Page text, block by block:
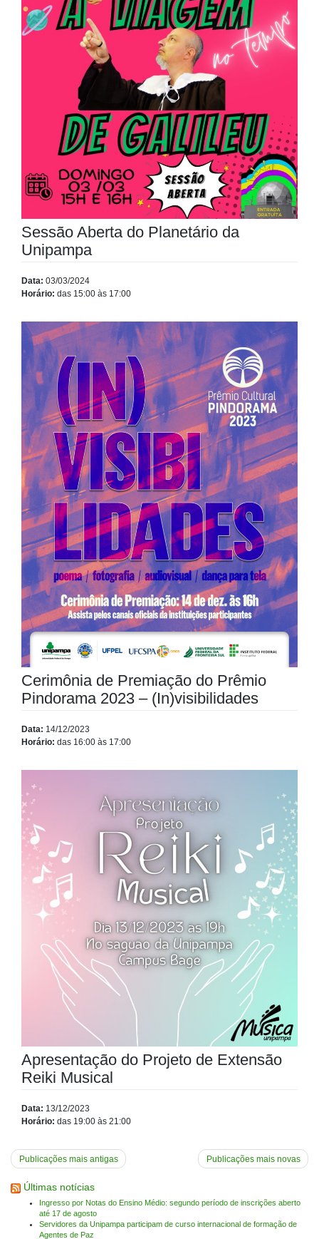
Sessão Aberta do Planetário da
Unipampa
Data: 03/03/2024
Horário: das 15:00 às 17:00
Cerimônia de Premiação do Prêmio
Pindorama 2023 – (In)visibilidades
Data: 14/12/2023
Horário: das 16:00 às 17:00
Apresentação do Projeto de Extensão
Reiki Musical
Data: 13/12/2023
Horário: das 19:00 às 21:00
Navegação
por
posts
Publicações mais antigas Publicações mais novas
Últimas notícias
Ingresso por Notas do Ensino Médio: segundo período de inscrições aberto
até 17 de agosto
Servidores da Unipampa participam de curso internacional de formação de
Agentes de Paz